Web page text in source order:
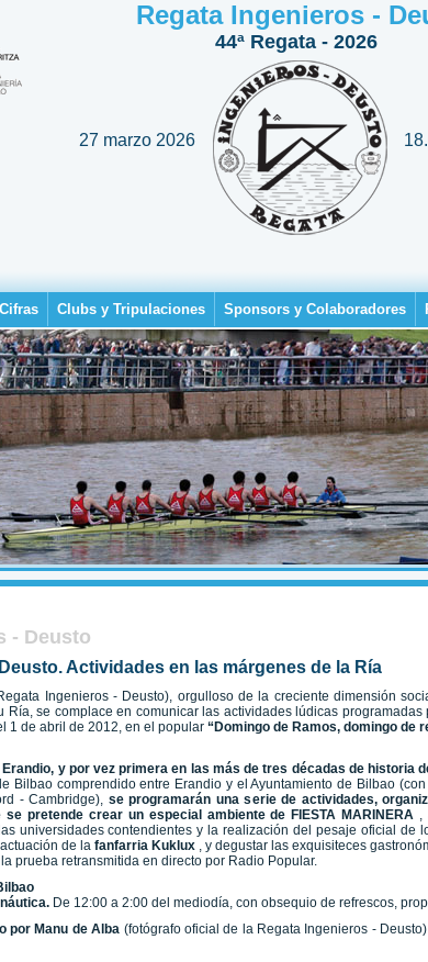
Regata Ingenieros -
44ª Regata - 2026
27 marzo 2026
Clubs y Tripulaciones Sponsors y Colaboradores
- Deusto
Actividades en las márgenes de la Ría
Ingenieros - Deusto), orgulloso de la creciente dimensión
Ría, se complace en comunicar las actividades lúdicas
1 de abril de 2012, en el popular “Domingo de Ramos, domingo de
Erandio, y por vez primera en las más de tres décadas de historia
Bilbao comprendido entre Erandio y el Ayuntamiento de Bilbao
- Cambridge), se programarán una serie de actividades,
pretende crear un especial ambiente de FIESTA MARINERA ,
universidades contendientes y la realización del pesaje oficial de
de la fanfarria Kuklux , y degustar las exquisiteces
prueba retransmitida en directo por Radio Popular.
De 12:00 a 2:00 del mediodía, con obsequio de refrescos,
por Manu de Alba (fotógrafo oficial de la Regata Ingenieros -